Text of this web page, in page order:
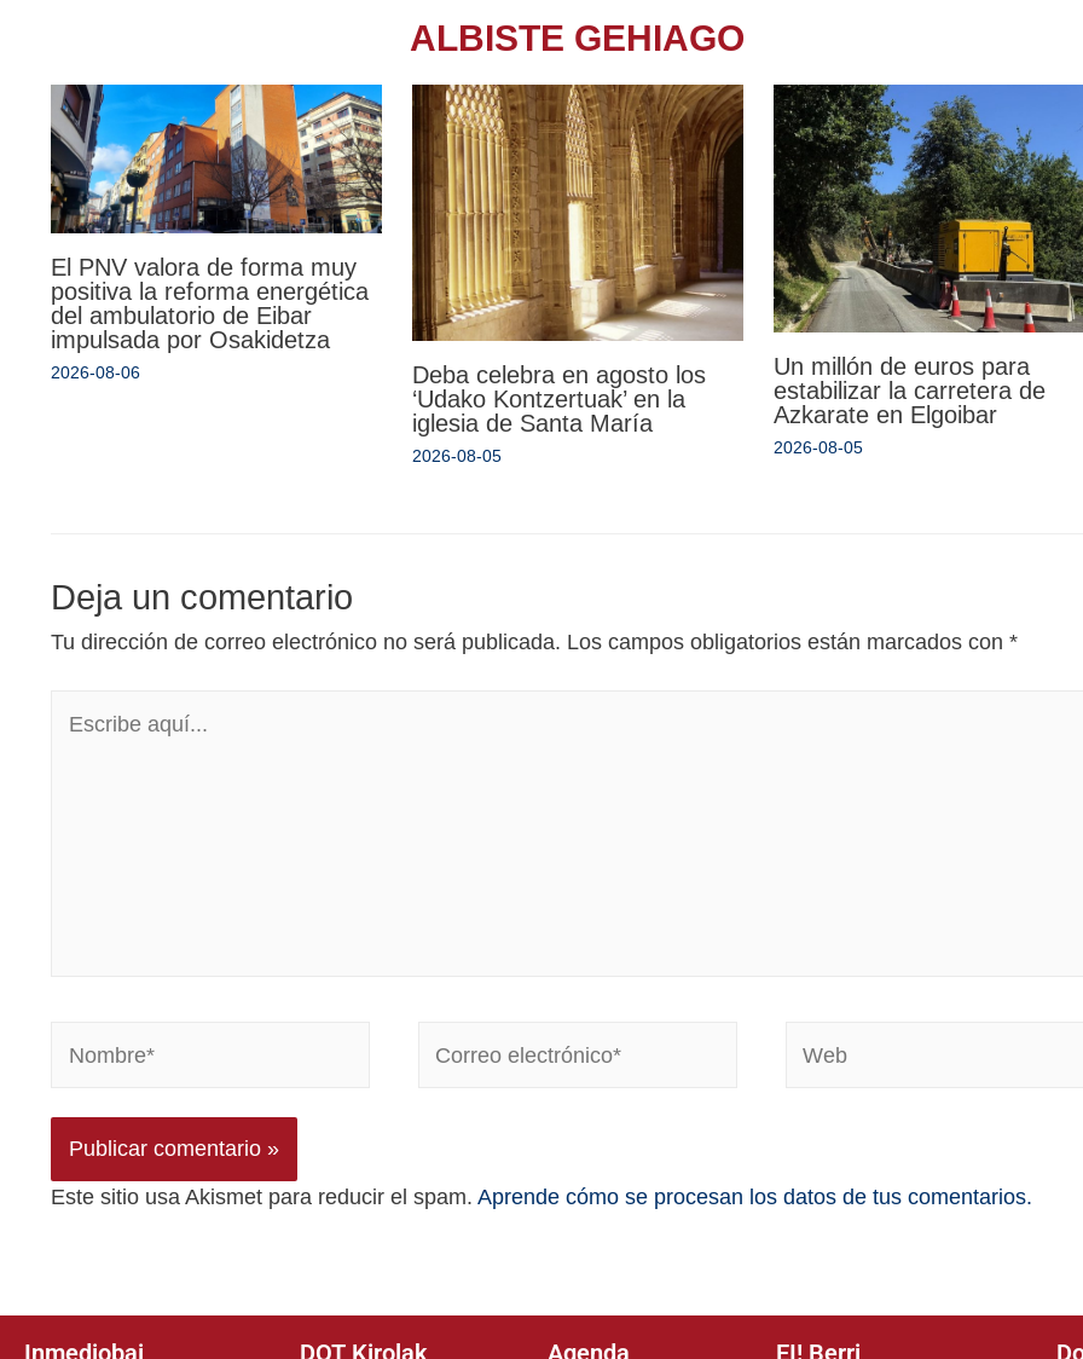
ALBISTE GEHIAGO
El PNV valora de forma muy
positiva la reforma energética
del ambulatorio de Eibar
impulsada por Osakidetza
2026-08-06
Deba celebra en agosto los
‘Udako Kontzertuak’ en la
iglesia de Santa María
2026-08-05
Un millón de euros para
estabilizar la carretera de
Azkarate en Elgoibar
2026-08-05
Deja un comentario
Tu dirección de correo electrónico no será publicada. Los campos obligatorios están marcados con *
Este sitio usa Akismet para reducir el spam. Aprende cómo se procesan los datos de tus comentarios.
Inmediobai DOT Kirolak Agenda EI! Berri